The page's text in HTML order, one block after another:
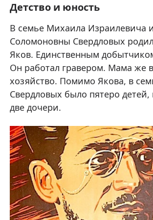
Детство и юность
В семье Михаила Израилевича
Соломоновны Свердловых
Яков. Единственным
Он работал гравером. Мама же
хозяйство. Помимо Якова, в
Свердловых было пятеро детей,
две дочери.